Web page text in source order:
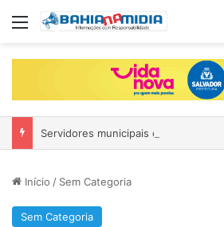
Menu
Início / Sem Categoria
Sem Categoria